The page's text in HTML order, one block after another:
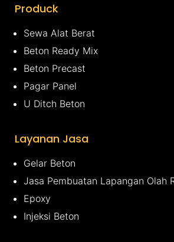
Produck
Sewa Alat Berat
Beton Ready Mix
Beton Precast
Pagar Panel
U Ditch Beton
Layanan Jasa
Gelar Beton
Jasa Pembuatan Lapangan Olah
Epoxy
Injeksi Beton